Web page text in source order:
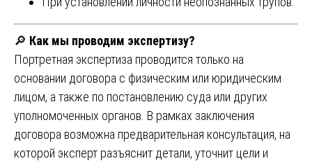
🔎 Как мы проводим экспертизу?
Портретная экспертиза проводится только на
основании договора с физическим или юридическим
лицом, а также по постановлению суда или других
уполномоченных органов. В рамках заключения
договора возможна предварительная консультация, на
которой эксперт разъяснит детали, уточнит цели и